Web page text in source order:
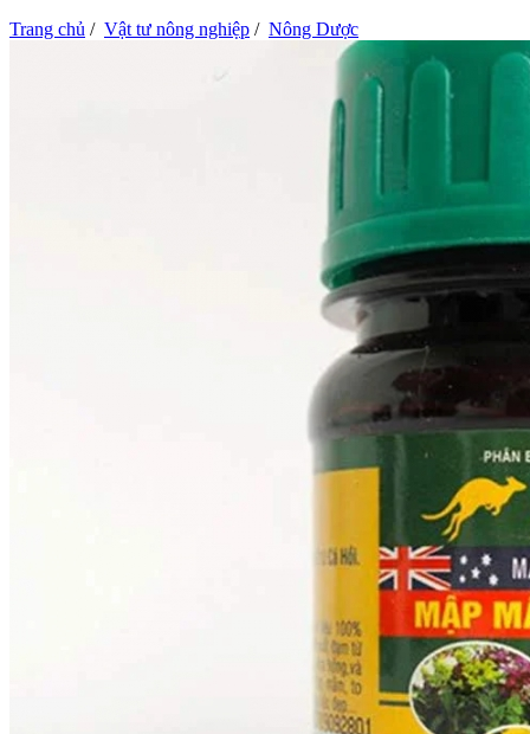
Trang chủ / Vật tư nông nghiệp / Nông Dược